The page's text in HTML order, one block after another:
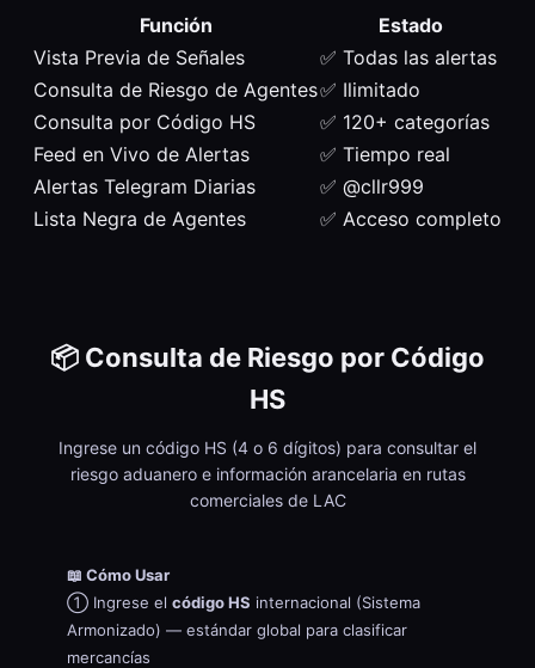
Función
Estado
Vista Previa de Señales
✅ Todas las alertas
Consulta de Riesgo de Agentes✅ Ilimitado
Consulta por Código HS
✅ 120+ categorías
Feed en Vivo de Alertas
✅ Tiempo real
Alertas Telegram Diarias
✅ @cllr999
Lista Negra de Agentes
✅ Acceso completo
📦 Consulta de Riesgo por Código
HS
Ingrese un código HS (4 o 6 dígitos) para consultar el
riesgo aduanero e información arancelaria en rutas
comerciales de LAC
📖 Cómo Usar
① Ingrese el código HS internacional (Sistema
Armonizado) — estándar global para clasificar
mercancías